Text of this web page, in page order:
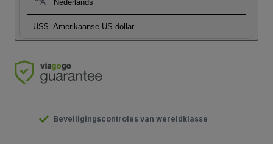
Nederlands
US$ Amerikaanse US-dollar
Beveiligingscontroles van wereldklasse